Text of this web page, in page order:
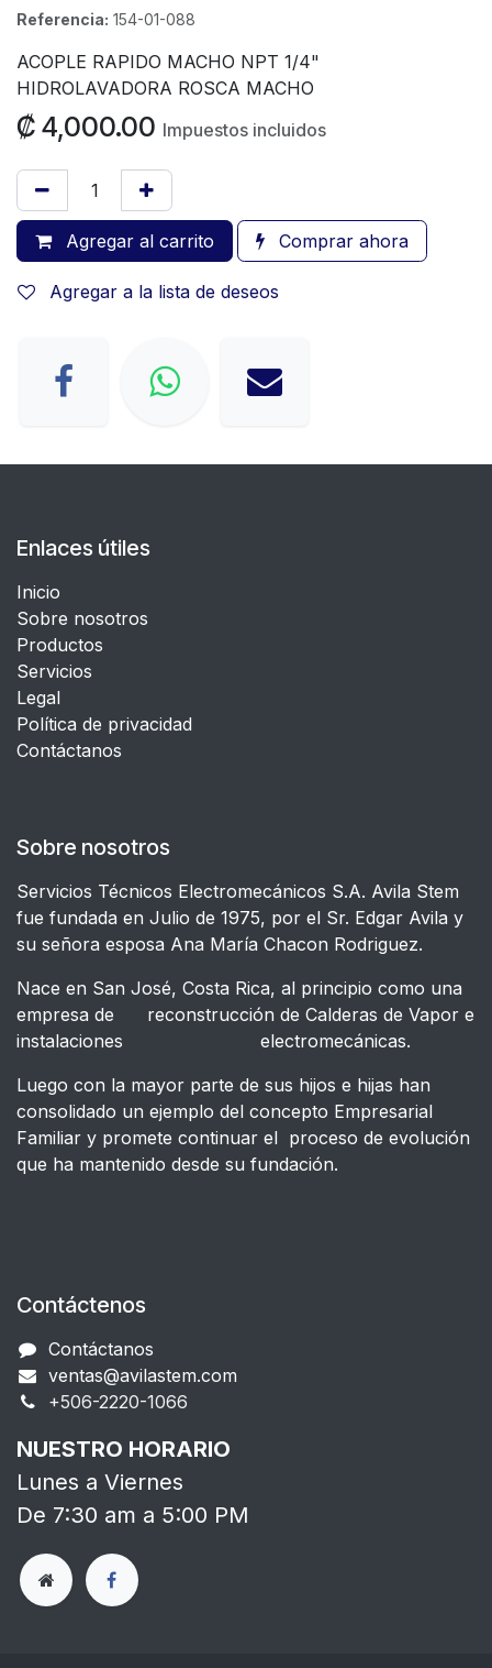
Referencia: 154-01-088
ACOPLE RAPIDO MACHO NPT 1/4"
HIDROLAVADORA ROSCA MACHO
₡ 4,000.00 Impuestos incluidos
Agregar al carrito Comprar ahora
Agregar a la lista de deseos
Enlaces útiles
Inicio
Sobre nosotros
Productos
Servicios
Legal
​Política de privacidad
Contáctanos
Sobre nosotros
Servicios Técnicos Electromecánicos S.A. Avila Stem
fue fundada en Julio de 1975, por el Sr. Edgar Avila y
su señora esposa Ana María Chacon Rodriguez.
Nace en San José, Costa Rica, al principio como una
empresa de reconstrucción de Calderas de Vapor e
instalaciones electromecánicas.
Luego con la mayor parte de sus hijos e hijas han
consolidado un ejemplo del concepto Empresarial
Familiar y promete continuar el proceso de evolución
que ha mantenido desde su fundación.
Contáctenos
Contáctanos
ventas@avilastem.com
+506-2220-1066​
NUESTRO HORARIO
Lunes a Viernes
De 7:30 am a 5:00 PM